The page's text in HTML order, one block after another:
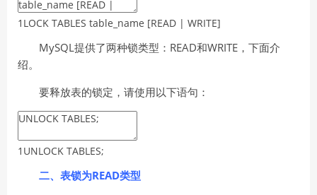
1 LOCK TABLES table name [READ | WRITE]
MySQL提供了两种锁类型：READ和WRITE，下面介
绍。
要释放表的锁定，请使用以下语句：
1 UNLOCK TABLES;
二、表锁为READ类型